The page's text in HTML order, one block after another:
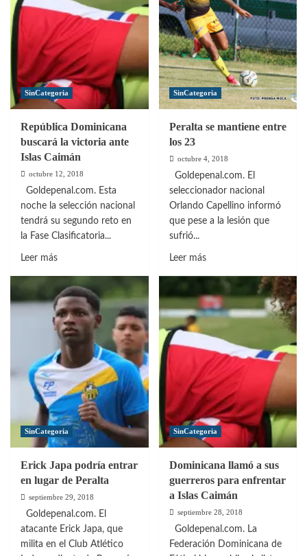
su
primera
victoria
en
el
Torneo
Sub
de
Concacaf
de
Concacaf:
Resultados
y
partidos
por
jugar
fecha
SinCategoria
República Dominicana
buscará la victoria ante
Islas Caimán
octubre 12, 2018
Goldepenal.com. Esta
noche la selección nacional
tendrá su segundo reto en
la Fase Clasificatoria...
Leer másLeer
sobre
República
Dominicana
buscará
la
victoria
ante
Islas
Caimán
SinCategoria
Peralta se mantiene entre
los 23
octubre 4, 2018
Goldepenal.com. El
seleccionador nacional
Orlando Capellino informó
que pese a la lesión que
sufrió...
Leer másLeer
sobre
Peralta
se
mantiene
entre
los
23
SinCategoria
Erick Japa podría entrar
en lugar de Peralta
septiembre 29, 2018
Goldepenal.com. El
atacante Erick Japa, que
milita en el Club Atlético
SinCategoria
Dominicana llamó a sus
guerreros para enfrentar
a Islas Caimán
septiembre 28, 2018
Goldepenal.com. La
Federación Dominicana de